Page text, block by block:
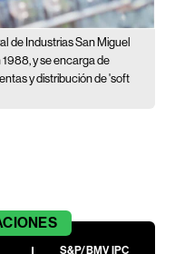
de Industrias San Miguel
y se encarga de
y distribución de 'soft
S&P/BMV IPC